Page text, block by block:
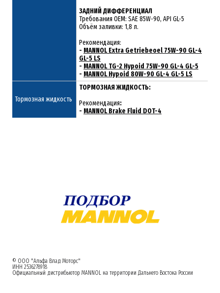
ЗАДНИЙ ДИФФЕРЕНЦИАЛ
Требования ОЕМ: SAE 85W-90, API GL-5
Объём заливки: 1,8 л.
Рекомендация:
- MANNOL Extra Getriebeoel 75W-90 GL-4
GL-5 LS
- MANNOL TG-2 Hypoid 75W-90 GL-4 GL-5
- MANNOL Hypoid 80W-90 GL-4 GL-5 LS
Тормозная жидкость
ТОРМОЗНАЯ ЖИДКОСТЬ:
Рекомендация:
- MANNOL Brake Fluid DOT-4
© ООО "Альфа Влад Моторс"
ИНН 2536278918
Официальный дистрибьютор MANNOL на территории Дальнего Востока России